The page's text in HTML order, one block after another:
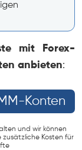
mit Forex-
anbieten:
Konten
und wir können
zusätzliche Kosten für